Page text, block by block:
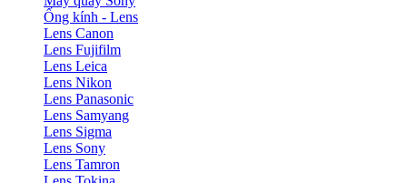
Ống kính - Lens
Lens Canon
Lens Fujifilm
Lens Leica
Lens Nikon
Lens Panasonic
Lens Samyang
Lens Sigma
Lens Sony
Lens Tamron